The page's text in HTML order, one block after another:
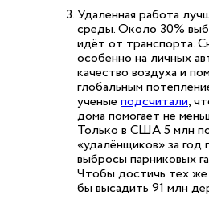
Удаленная работа
среды. Около 30%
идёт от транспорта.
особенно на личных
качество воздуха и
глобальным
ученые подсчитали,
дома помогает не
Только в США 5 млн
«удалёнщиков» за
выбросы парниковых
Чтобы достичь тех же
бы высадить 91 млн